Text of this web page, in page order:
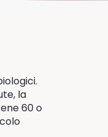
la
60 o